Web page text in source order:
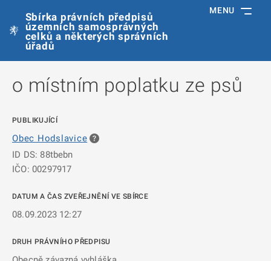
Sbírka právních předpisů
územních samosprávných
celků a některých správních
úřadů
MENU
o místním poplatku ze psů
PUBLIKUJÍCÍ
Obec Hodslavice
ID DS: 88tbebn
IČO: 00297917
DATUM A ČAS ZVEŘEJNĚNÍ VE SBÍRCE
08.09.2023 12:27
DRUH PRÁVNÍHO PŘEDPISU